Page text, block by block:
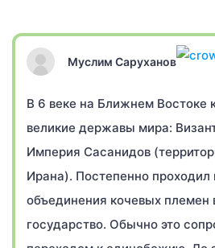
Муслим Саруханов
В 6 веке на Ближнем Востоке
великие державы мира:
Империя Сасанидов
Ирана). Постепенно проходил
объединения кочевых племен
государство. Обычно это